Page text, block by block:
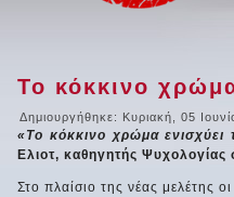
Το κόκκινο
Δημιουργήθηκε: Κυριακή, 05
«Το κόκκινο χρώμα ενισχύει
Ελιοτ, καθηγητής
Στο πλαίσιο της νέας μελέτης